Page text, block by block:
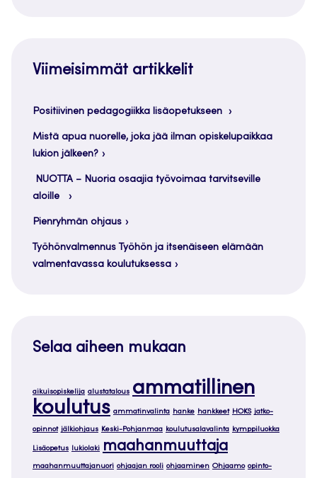
Viimeisimmät artikkelit
Positiivinen pedagogiikka lisäopetukseen
Mistä apua nuorelle, joka jää ilman opiskelupaikkaa
lukion jälkeen?
NUOTTA – Nuoria osaajia työvoimaa tarvitseville
aloille
Pienryhmän ohjaus
Työhönvalmennus Työhön ja itsenäiseen elämään
valmentavassa koulutuksessa
Selaa aiheen mukaan
aikuisopiskelija alustatalous ammatillinen
koulutus ammatinvalinta hanke hankkeet HOKS jatko-
opinnot jälkiohjaus Keski-Pohjanmaa koulutusalavalinta kymppiluokka
Lisäopetus lukiolaki maahanmuuttaja
maahanmuuttajanuori ohjaajan rooli ohjaaminen Ohjaamo opinto-